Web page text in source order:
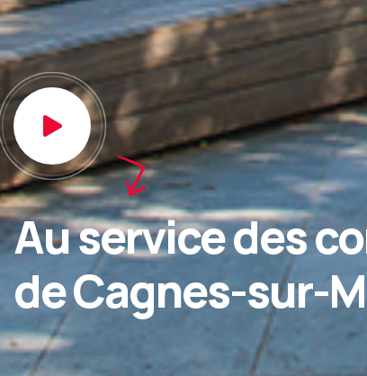
Au service des
de Cagnes-sur-